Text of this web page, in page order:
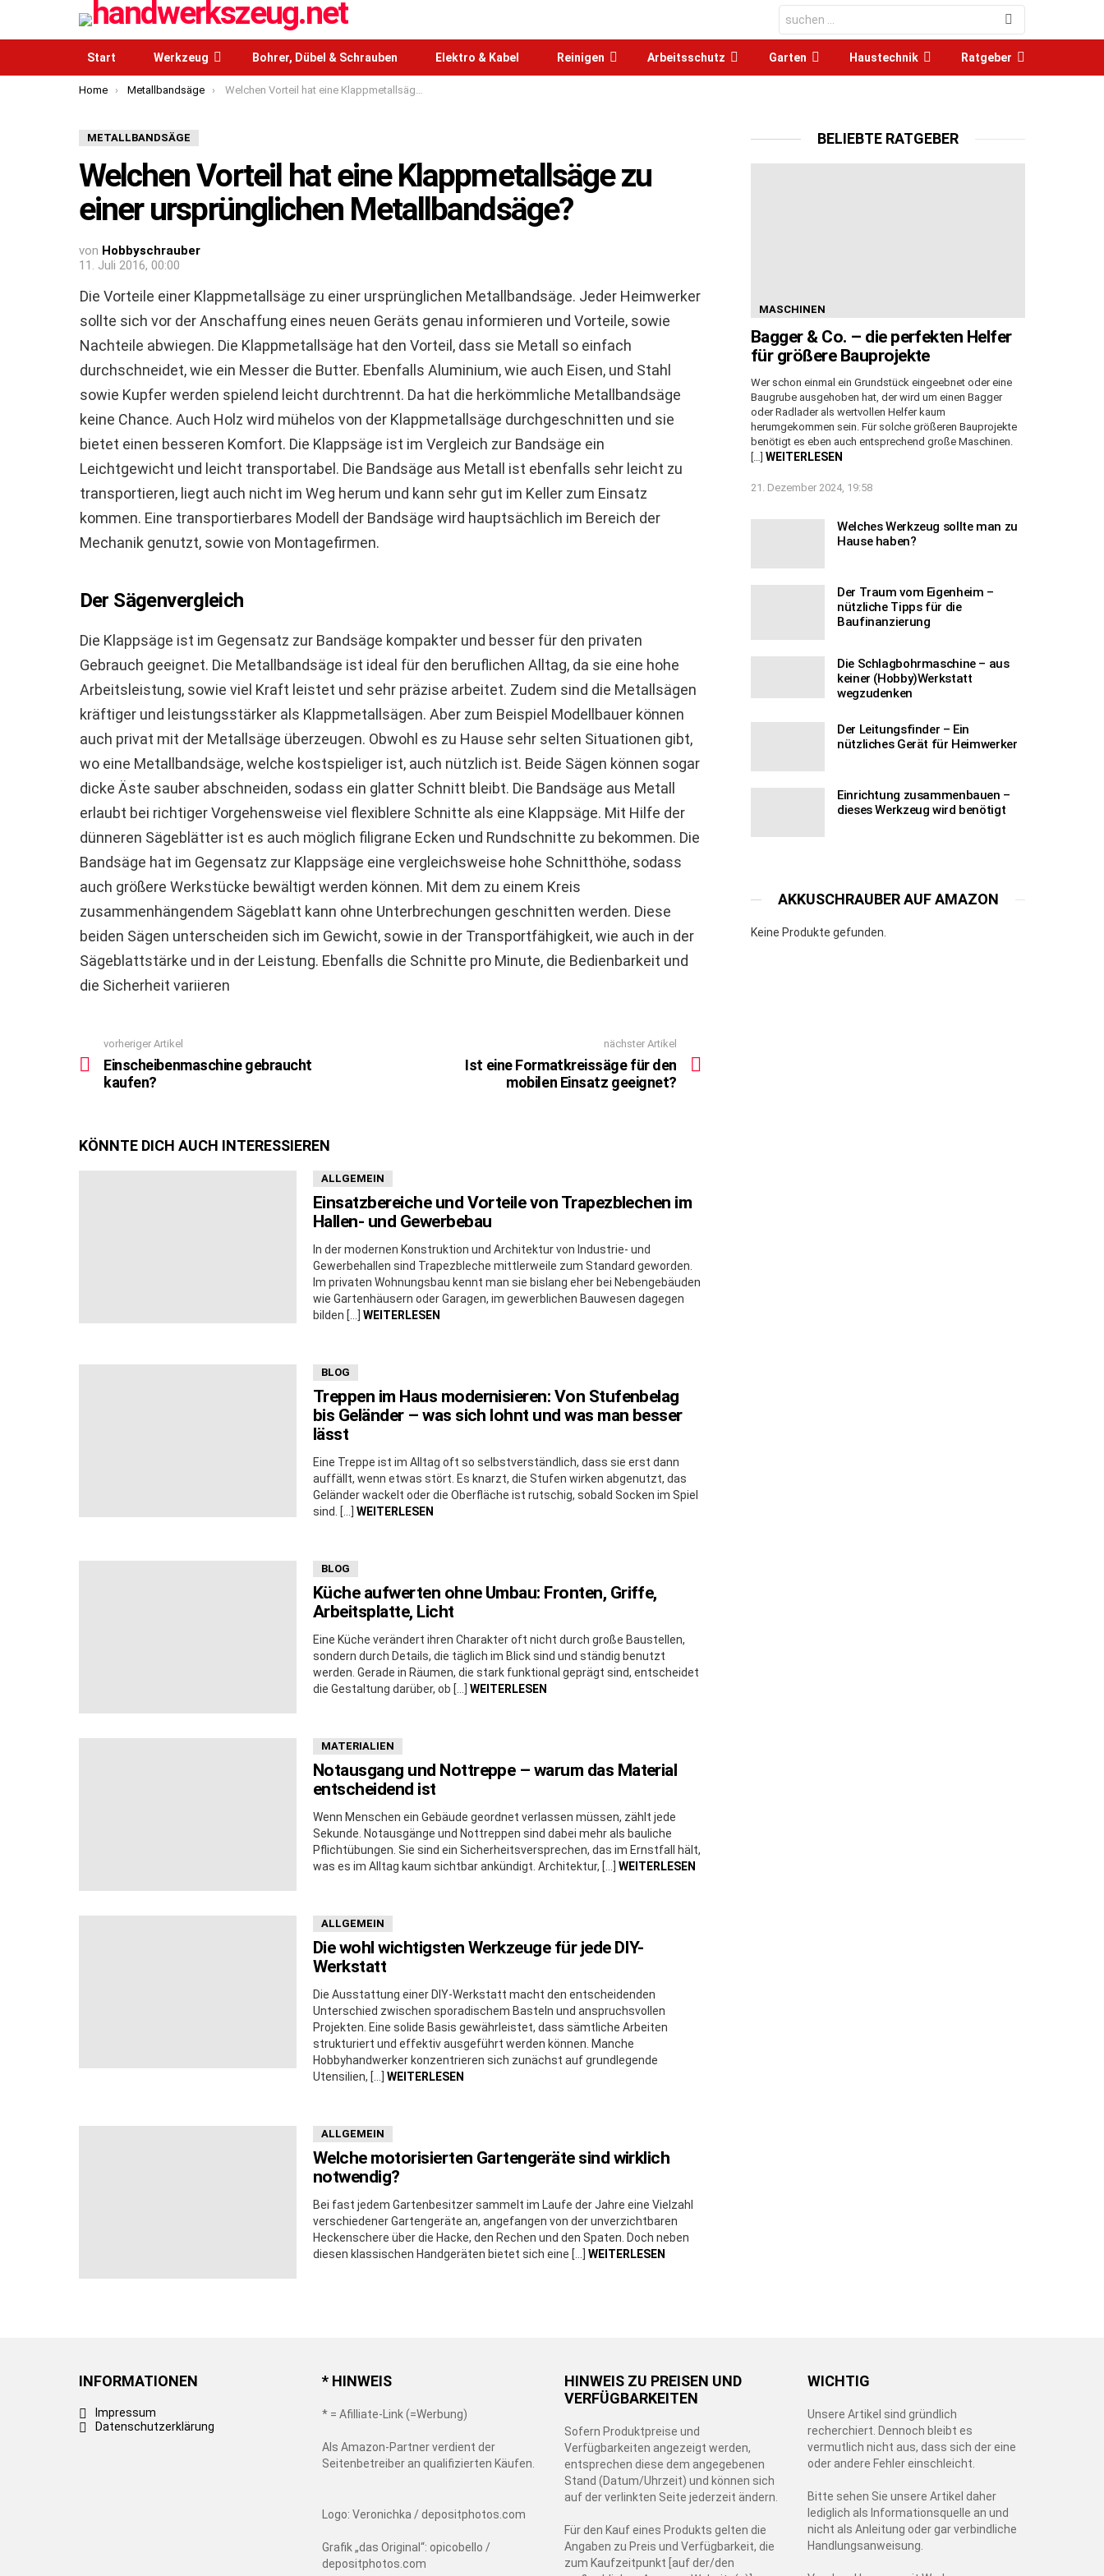
for:
Start Werkzeug Bohrer, Dübel & Schrauben Elektro & Kabel Reinigen Arbeitsschutz Garten Haustechnik Ratgeber
You are here:
Home Metallbandsäge Welchen Vorteil hat eine Klappmetallsäge zu einer ursprünglichen Metallbandsäge?
METALLBANDSÄGE
Welchen Vorteil hat eine Klappmetallsäge zu
einer ursprünglichen Metallbandsäge?
von Hobbyschrauber
11. Juli 2016, 00:00
Die Vorteile einer Klappmetallsäge zu einer ursprünglichen Metallbandsäge. Jeder Heimwerker
sollte sich vor der Anschaffung eines neuen Geräts genau informieren und Vorteile, sowie
Nachteile abwiegen. Die Klappmetallsäge hat den Vorteil, dass sie Metall so einfach
durchschneidet, wie ein Messer die Butter. Ebenfalls Aluminium, wie auch Eisen, und Stahl
sowie Kupfer werden spielend leicht durchtrennt. Da hat die herkömmliche Metallbandsäge
keine Chance. Auch Holz wird mühelos von der Klappmetallsäge durchgeschnitten und sie
bietet einen besseren Komfort. Die Klappsäge ist im Vergleich zur Bandsäge ein
Leichtgewicht und leicht transportabel. Die Bandsäge aus Metall ist ebenfalls sehr leicht zu
transportieren, liegt auch nicht im Weg herum und kann sehr gut im Keller zum Einsatz
kommen. Eine transportierbares Modell der Bandsäge wird hauptsächlich im Bereich der
Mechanik genutzt, sowie von Montagefirmen.
Der Sägenvergleich
Die Klappsäge ist im Gegensatz zur Bandsäge kompakter und besser für den privaten
Gebrauch geeignet. Die Metallbandsäge ist ideal für den beruflichen Alltag, da sie eine hohe
Arbeitsleistung, sowie viel Kraft leistet und sehr präzise arbeitet. Zudem sind die Metallsägen
kräftiger und leistungsstärker als Klappmetallsägen. Aber zum Beispiel Modellbauer können
auch privat mit der Metallsäge überzeugen. Obwohl es zu Hause sehr selten Situationen gibt,
wo eine Metallbandsäge, welche kostspieliger ist, auch nützlich ist. Beide Sägen können sogar
dicke Äste sauber abschneiden, sodass ein glatter Schnitt bleibt. Die Bandsäge aus Metall
erlaubt bei richtiger Vorgehensweise viel flexiblere Schnitte als eine Klappsäge. Mit Hilfe der
dünneren Sägeblätter ist es auch möglich filigrane Ecken und Rundschnitte zu bekommen. Die
Bandsäge hat im Gegensatz zur Klappsäge eine vergleichsweise hohe Schnitthöhe, sodass
auch größere Werkstücke bewältigt werden können. Mit dem zu einem Kreis
zusammenhängendem Sägeblatt kann ohne Unterbrechungen geschnitten werden. Diese
beiden Sägen unterscheiden sich im Gewicht, sowie in der Transportfähigkeit, wie auch in der
Sägeblattstärke und in der Leistung. Ebenfalls die Schnitte pro Minute, die Bedienbarkeit und
die Sicherheit variieren
more
vorheriger Artikel
Einscheibenmaschine gebraucht
kaufen?
nächster Artikel
Ist eine Formatkreissäge für den
mobilen Einsatz geeignet?
KÖNNTE DICH AUCH INTERESSIEREN
ALLGEMEIN
Einsatzbereiche und Vorteile von Trapezblechen im
Hallen- und Gewerbebau
In der modernen Konstruktion und Architektur von Industrie- und
Gewerbehallen sind Trapezbleche mittlerweile zum Standard geworden.
Im privaten Wohnungsbau kennt man sie bislang eher bei Nebengebäuden
wie Gartenhäusern oder Garagen, im gewerblichen Bauwesen dagegen
bilden […] WEITERLESEN
BLOG
Treppen im Haus modernisieren: Von Stufenbelag
bis Geländer – was sich lohnt und was man besser
lässt
Eine Treppe ist im Alltag oft so selbstverständlich, dass sie erst dann
auffällt, wenn etwas stört. Es knarzt, die Stufen wirken abgenutzt, das
Geländer wackelt oder die Oberfläche ist rutschig, sobald Socken im Spiel
sind. […] WEITERLESEN
BLOG
Küche aufwerten ohne Umbau: Fronten, Griffe,
Arbeitsplatte, Licht
Eine Küche verändert ihren Charakter oft nicht durch große Baustellen,
sondern durch Details, die täglich im Blick sind und ständig benutzt
werden. Gerade in Räumen, die stark funktional geprägt sind, entscheidet
die Gestaltung darüber, ob […] WEITERLESEN
MATERIALIEN
Notausgang und Nottreppe – warum das Material
entscheidend ist
Wenn Menschen ein Gebäude geordnet verlassen müssen, zählt jede
Sekunde. Notausgänge und Nottreppen sind dabei mehr als bauliche
Pflichtübungen. Sie sind ein Sicherheitsversprechen, das im Ernstfall hält,
was es im Alltag kaum sichtbar ankündigt. Architektur, […] WEITERLESEN
ALLGEMEIN
Die wohl wichtigsten Werkzeuge für jede DIY-
Werkstatt
Die Ausstattung einer DIY-Werkstatt macht den entscheidenden
Unterschied zwischen sporadischem Basteln und anspruchsvollen
Projekten. Eine solide Basis gewährleistet, dass sämtliche Arbeiten
strukturiert und effektiv ausgeführt werden können. Manche
Hobbyhandwerker konzentrieren sich zunächst auf grundlegende
Utensilien, […] WEITERLESEN
ALLGEMEIN
Welche motorisierten Gartengeräte sind wirklich
notwendig?
Bei fast jedem Gartenbesitzer sammelt im Laufe der Jahre eine Vielzahl
verschiedener Gartengeräte an, angefangen von der unverzichtbaren
Heckenschere über die Hacke, den Rechen und den Spaten. Doch neben
diesen klassischen Handgeräten bietet sich eine […] WEITERLESEN
BELIEBTE RATGEBER
MASCHINEN
Bagger & Co. – die perfekten Helfer
für größere Bauprojekte
Wer schon einmal ein Grundstück eingeebnet oder eine
Baugrube ausgehoben hat, der wird um einen Bagger
oder Radlader als wertvollen Helfer kaum
herumgekommen sein. Für solche größeren Bauprojekte
benötigt es eben auch entsprechend große Maschinen.
[…] WEITERLESEN
21. Dezember 2024, 19:58
Welches Werkzeug sollte man zu
Hause haben?
Der Traum vom Eigenheim –
nützliche Tipps für die
Baufinanzierung
Die Schlagbohrmaschine – aus
keiner (Hobby)Werkstatt
wegzudenken
Der Leitungsfinder – Ein
nützliches Gerät für Heimwerker
Einrichtung zusammenbauen –
dieses Werkzeug wird benötigt
AKKUSCHRAUBER AUF AMAZON
Keine Produkte gefunden.
INFORMATIONEN
Impressum
Datenschutzerklärung
* HINWEIS
* = Afilliate-Link (=Werbung)
Als Amazon-Partner verdient der
Seitenbetreiber an qualifizierten Käufen.
Logo: Veronichka / depositphotos.com
Grafik „das Original“: opicobello /
depositphotos.com
HINWEIS ZU PREISEN UND
VERFÜGBARKEITEN
Sofern Produktpreise und
Verfügbarkeiten angezeigt werden,
entsprechen diese dem angegebenen
Stand (Datum/Uhrzeit) und können sich
auf der verlinkten Seite jederzeit ändern.
Für den Kauf eines Produkts gelten die
Angaben zu Preis und Verfügbarkeit, die
zum Kaufzeitpunkt [auf der/den
WICHTIG
Unsere Artikel sind gründlich
recherchiert. Dennoch bleibt es
vermutlich nicht aus, dass sich der eine
oder andere Fehler einschleicht.
Bitte sehen Sie unsere Artikel daher
lediglich als Informationsquelle an und
nicht als Anleitung oder gar verbindliche
Handlungsanweisung.